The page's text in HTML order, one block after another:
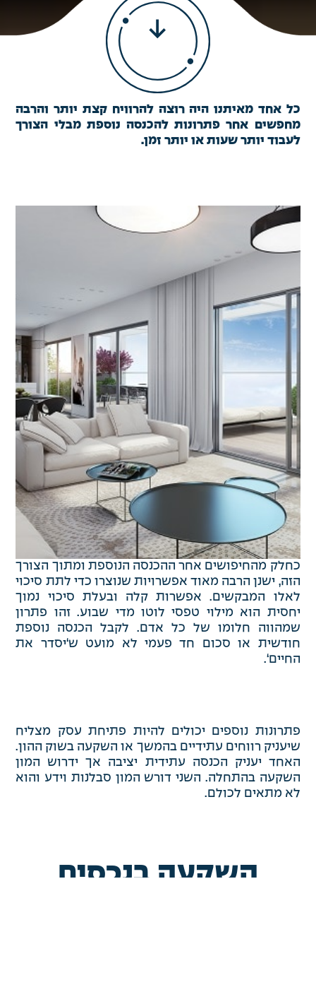
כל אחד מאיתנו היה רוצה להרוויח קצת יותר והרבה
מחפשים אחר פתרונות להכנסה נוספת מבלי הצורך
לעבוד יותר שעות או יותר זמן.
כחלק מהחיפושים אחר ההכנסה הנוספת ומתוך הצורך
הזה, ישנן הרבה מאוד אפשרויות שנוצרו כדי לתת סיכוי
לאלו המבקשים. אפשרות קלה ובעלת סיכוי נמוך
יחסית הוא מילוי טפסי לוטו מדי שבוע. זהו פתרון
שמהווה חלומו של כל אדם. לקבל הכנסה נוספת
חודשית או סכום חד פעמי לא מועט ש‘יסדר את
החיים‘.
פתרונות נוספים יכולים להיות פתיחת עסק מצליח
שיעניק רווחים עתידיים בהמשך או השקעה בשוק ההון.
האחד יעניק הכנסה עתידית יציבה אך ידרוש המון
השקעה בהתחלה. השני דורש המון סבלנות וידע והוא
לא מתאים לכולם.
השקעה בנכסים